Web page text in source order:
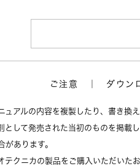
ご注意 ｜ ダウンロ
アルの内容を複製したり、書き換
して発売された当初のものを掲載
あります。
テクニカの製品をご購入いただいた